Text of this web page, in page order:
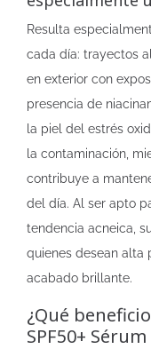
Resulta
cada día: trayectos
en exterior con
presencia de
la piel del estrés
la contaminación,
contribuye a
del día. Al ser apto
tendencia acneica,
quienes desean alta
acabado brillante.
¿Qué
SPF50+